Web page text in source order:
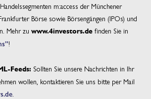
m:access der Münchener
Börse sowie Börsengängen (IPOs) und
Mehr zu www.4investors.de finden Sie in
!
Feeds: Sollten Sie unsere Nachrichten in Ihr
wollen, kontaktieren Sie uns bitte per Mail
.